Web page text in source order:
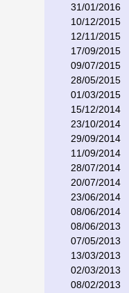
31/01/2016
10/12/2015
12/11/2015
17/09/2015
09/07/2015
28/05/2015
01/03/2015
15/12/2014
23/10/2014
29/09/2014
11/09/2014
28/07/2014
20/07/2014
23/06/2014
08/06/2014
08/06/2013
07/05/2013
13/03/2013
02/03/2013
08/02/2013